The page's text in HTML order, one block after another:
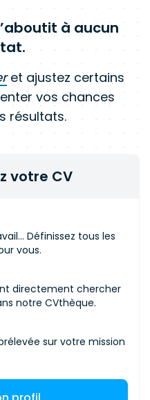
à aucun
et ajustez certains
vos chances
résultats.
votre CV
Définissez tous les
vous.
directement chercher
notre CVthèque.
sur votre mission